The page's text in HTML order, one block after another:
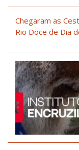
Chegaram as
Rio Doce de Dia